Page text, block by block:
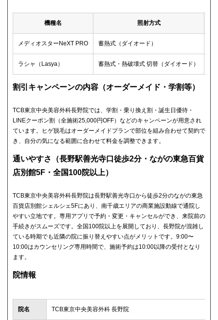
機種名 照射方式
メディオスターNeXT PRO 蓄熱式（ダイオード）
ラシャ（Lasya） 蓄熱式・熱破壊式 切替（ダイオード）
割引キャンペーンの内容（オーダーメイド・学割等）
TCB東京中央美容外科長野院では、学割・乗り換え割・誕生日優待・
LINEクーポン割（全施術25,000円OFF）などのキャンペーンが用意され
ています。ヒゲ脱毛はオーダーメイドプランで部位を組み合わせて契約で
き、自分の気になる範囲に合わせて料金を調整できます。
通いやすさ（長野駅善光寺口徒歩2分・ながの東急百貨
店別館5F・全国100院以上）
TCB東京中央美容外科長野院は長野駅善光寺口から徒歩2分のながの東急
百貨店別館シェルシェ5Fにあり、南千歳エリアの商業施設動線で通院し
やすい立地です。専用アプリで予約・変更・キャンセルができ、来院前の
手続きがスムーズです。全国100院以上を展開しており、長野院が混雑し
ている時期でも近隣の院に振り替えやすい点がメリットです。9:00〜
10:00はカウンセリング専用時間で、施術予約は10:00以降の受付となり
ます。
院情報
院名 TCB東京中央美容外科 長野院